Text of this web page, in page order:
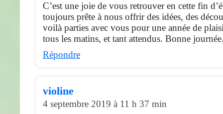
C’est une joie de vous retrouver en cette fin
toujours prête à nous offrir des idées, des
voilà parties avec vous pour une année de
tous les matins, et tant attendus. Bonne
Répondre
violine
4 septembre 2019 à 11 h 37 min